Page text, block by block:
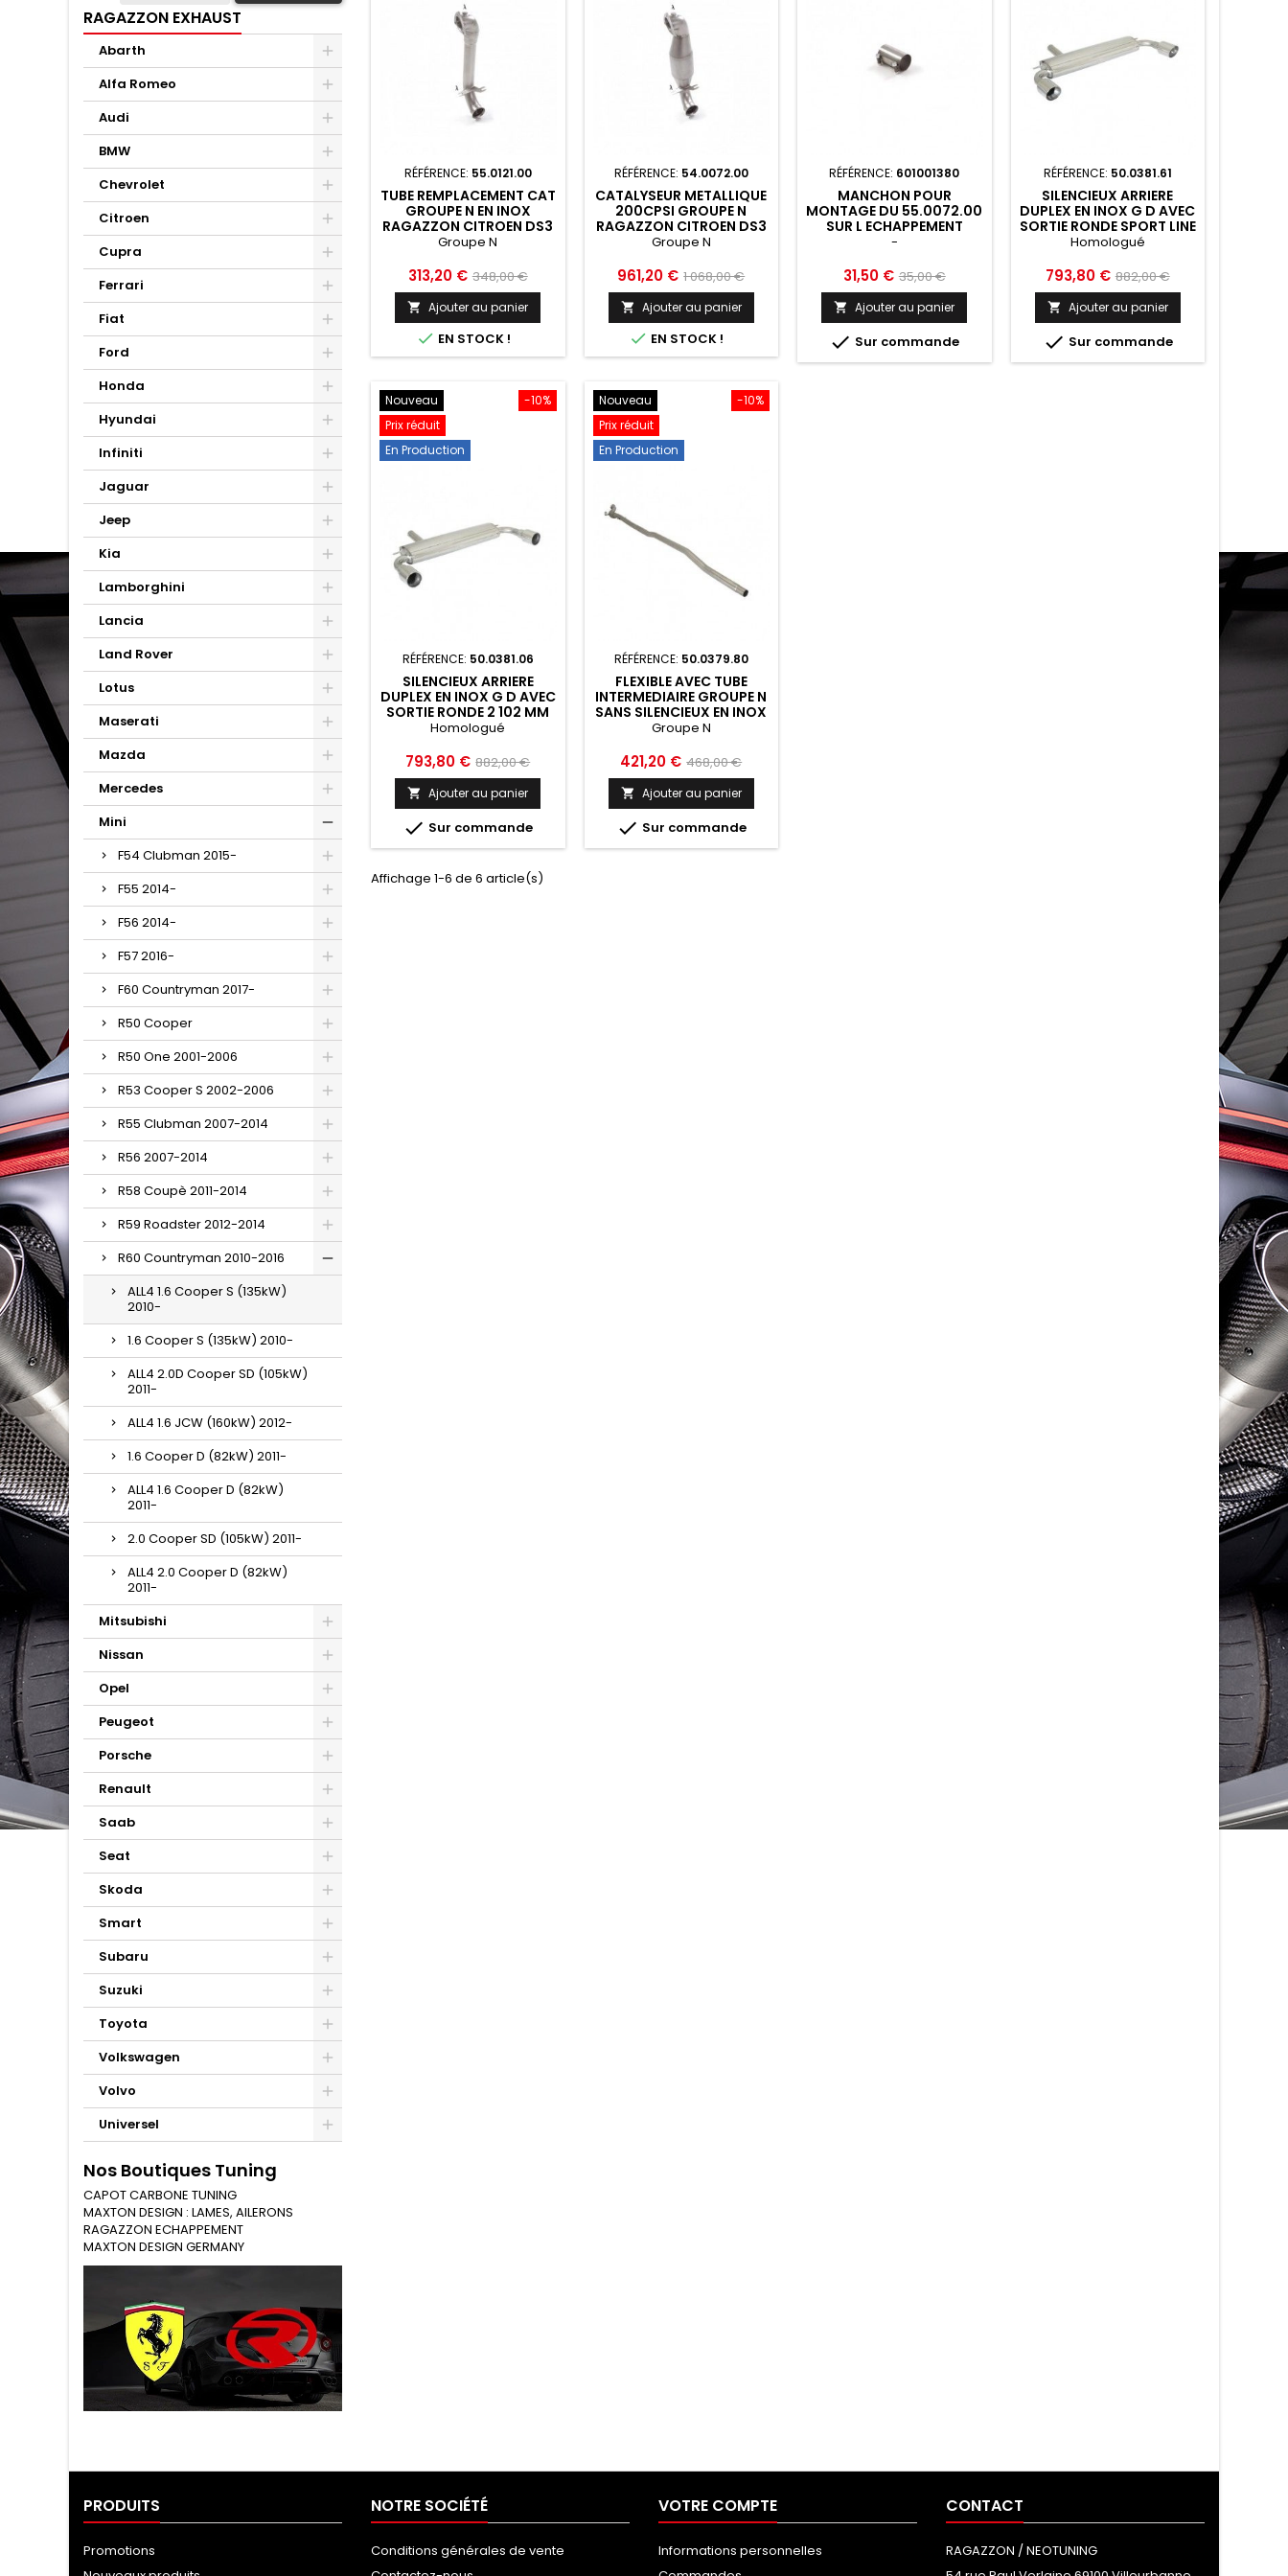
RAGAZZON EXHAUST
Abarth
Alfa Romeo
Audi
BMW
Chevrolet
Citroen
Cupra
Ferrari
Fiat
Ford
Honda
Hyundai
Infiniti
Jaguar
Jeep
Kia
Lamborghini
Lancia
Land Rover
Lotus
Maserati
Mazda
Mercedes
Mini
F54 Clubman 2015-
F55 2014-
F56 2014-
F57 2016-
F60 Countryman 2017-
R50 Cooper
R50 One 2001-2006
R53 Cooper S 2002-2006
R55 Clubman 2007-2014
R56 2007-2014
R58 Coupè 2011-2014
R59 Roadster 2012-2014
R60 Countryman 2010-2016
ALL4 1.6 Cooper S (135kW)
2010-
1.6 Cooper S (135kW) 2010-
ALL4 2.0D Cooper SD (105kW)
2011-
ALL4 1.6 JCW (160kW) 2012-
1.6 Cooper D (82kW) 2011-
ALL4 1.6 Cooper D (82kW)
2011-
2.0 Cooper SD (105kW) 2011-
ALL4 2.0 Cooper D (82kW)
2011-
Mitsubishi
Nissan
Opel
Peugeot
Porsche
Renault
Saab
Seat
Skoda
Smart
Subaru
Suzuki
Toyota
Volkswagen
Volvo
Universel
Nos Boutiques Tuning
CAPOT CARBONE TUNING
MAXTON DESIGN : LAMES, AILERONS
RAGAZZON ECHAPPEMENT
MAXTON DESIGN GERMANY
RÉFÉRENCE: 55.0121.00
TUBE REMPLACEMENT CAT
GROUPE N EN INOX
RAGAZZON CITROEN DS3
- 55.0121.00
Groupe N
Prix
313,20 € Prix
de
base
348,00 €
 Ajouter au panier
 EN STOCK !
RÉFÉRENCE: 54.0072.00
CATALYSEUR METALLIQUE
200CPSI GROUPE N
RAGAZZON CITROEN DS3
- 54.0072.00
Groupe N
Prix
961,20 € Prix
de
base
1 068,00 €
 Ajouter au panier
 EN STOCK !
RÉFÉRENCE: 601001380
MANCHON POUR
MONTAGE DU 55.0072.00
SUR L ECHAPPEMENT
ARRIERE D ORIGINE
8P 2003 2013 -
601001380
-
Prix
31,50 € Prix
de
base
35,00 €
 Ajouter au panier
 Sur commande
RÉFÉRENCE: 50.0381.61
SILENCIEUX ARRIERE
DUPLEX EN INOX G D AVEC
SORTIE RONDE SPORT LINE
2 102 MM RAGAZZON MINI
2016 - 50.0381.61
Homologué
Prix
793,80 € Prix
de
base
882,00 €
 Ajouter au panier
 Sur commande
-10%
Nouveau
Prix réduit
En Production
RÉFÉRENCE: 50.0381.06
SILENCIEUX ARRIERE
DUPLEX EN INOX G D AVEC
SORTIE RONDE 2 102 MM
RAGAZZON MINI R60
- 50.0381.06
Homologué
Prix
793,80 € Prix
base
882,00 €
 Ajouter au panier
 Sur commande
-10%
Nouveau
Prix réduit
En Production
RÉFÉRENCE: 50.0379.80
FLEXIBLE AVEC TUBE
INTERMEDIAIRE GROUPE N
SANS SILENCIEUX EN INOX
RAGAZZON MINI R60
- 50.0379.80
Groupe N
Prix
421,20 € Prix
base
468,00 €
 Ajouter au panier
 Sur commande
Affichage 1-6 de 6 article(s)
PRODUITS
Promotions
NOTRE SOCIÉTÉ
Conditions générales de vente
VOTRE COMPTE
Informations personnelles
CONTACT
RAGAZZON / NEOTUNING